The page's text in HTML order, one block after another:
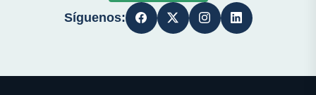
Síguenos: